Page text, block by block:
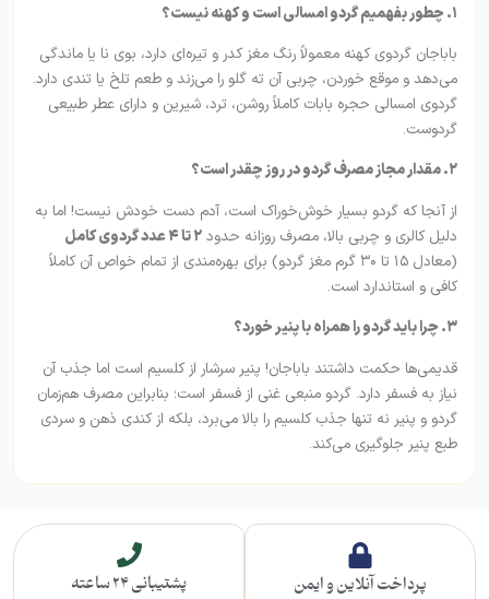
۱. چطور بفهمیم گردو امسالی است و کهنه نیست؟
باباجان گردوی کهنه معمولاً رنگ مغز کدر و تیره‌ای دارد، بوی نا یا ماندگی
می‌دهد و موقع خوردن، چربی آن ته گلو را می‌زند و طعم تلخ یا تندی دارد.
گردوی امسالی حجره بابات کاملاً روشن، ترد، شیرین و دارای عطر طبیعی
گردوست.
۲. مقدار مجاز مصرف گردو در روز چقدر است؟
از آنجا که گردو بسیار خوش‌خوراک است، آدم دست خودش نیست! اما به
دلیل کالری و چربی بالا، مصرف روزانه حدود۲ تا ۴ عدد گردوی کامل
(معادل ۱۵ تا ۳۰ گرم مغز گردو) برای بهره‌مندی از تمام خواص آن کاملاً
کافی و استاندارد است.
۳. چرا باید گردو را همراه با پنیر خورد؟
قدیمی‌ها حکمت داشتند باباجان! پنیر سرشار از کلسیم است اما جذب آن
نیاز به فسفر دارد. گردو منبعی غنی از فسفر است؛ بنابراین مصرف هم‌زمان
گردو و پنیر نه تنها جذب کلسیم را بالا می‌برد، بلکه از کندی ذهن و سردی
طبع پنیر جلوگیری می‌کند.
پرداخت آنلاین و ایمن پشتیبانی 24 ساعته